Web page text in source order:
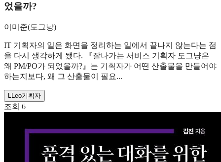
었을까?
이미준(도그냥)
IT 기획자의 일은 화면을 정리하는 일에서 끝나지 않는다는 점
을 다시 생각하게 됐다. 『잘나가는 서비스 기획자 도그냥은
왜 PM/PO가 되었을까?』는 기획자가 어떤 산출물을 만들어야
하는지보다, 왜 그 산출물이 필요...
L Leo기획자
조회 6